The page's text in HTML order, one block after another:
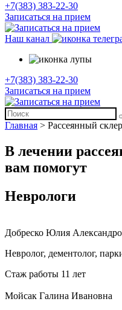
+7(383) 383-22-30
Записаться на прием
Наш канал
+7(383) 383-22-30
Записаться на прием
Главная > Рассеянный
В лечении
вам помогут
Неврологи
Добреско Юлия
Невролог, дементолог,
Стаж работы 11 лет
Мойсак Галина Ивановна